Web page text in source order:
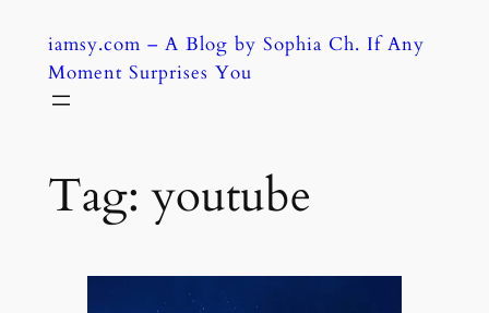
content
iamsy.com – A Blog by Sophia Ch. If Any
Moment Surprises You
Tag:youtube